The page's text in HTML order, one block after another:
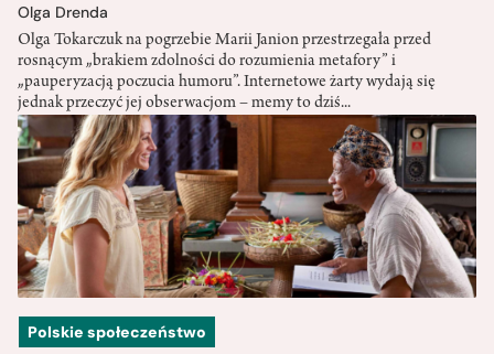
Olga Drenda
Olga Tokarczuk na pogrzebie Marii Janion przestrzegała przed
rosnącym „brakiem zdolności do rozumienia metafory” i
„pauperyzacją poczucia humoru”. Internetowe żarty wydają się
jednak przeczyć jej obserwacjom – memy to dziś...
Polskie społeczeństwo